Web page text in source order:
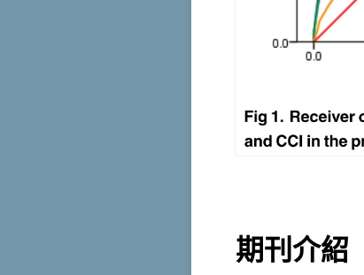
期刊介紹